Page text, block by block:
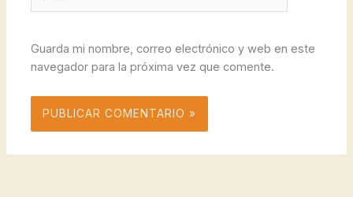
Guarda mi nombre, correo electrónico y web en este
navegador para la próxima vez que comente.